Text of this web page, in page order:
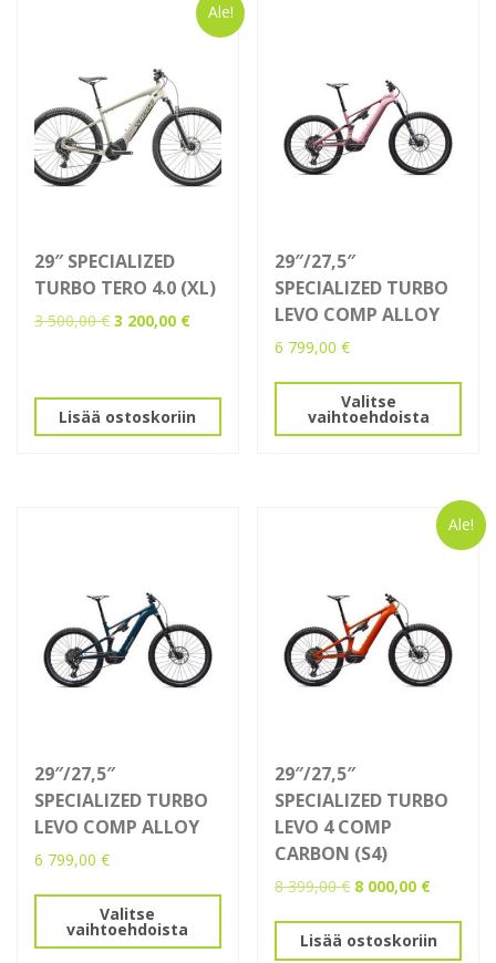
Ale!
29″ SPECIALIZED
TURBO TERO 4.0 (XL)
3 500,00€ Alkuperäinen
500,00 €.
3 200,00 €Nykyinen
Lisää ostoskoriin
29″/27,5″
SPECIALIZED TURBO
LEVO COMP ALLOY
6 799,00€
Valitse
vaihtoehdoista
Tällä
tuotteella
on
tuotteen
29″/27,5″
SPECIALIZED TURBO
LEVO COMP ALLOY
6 799,00 €
Valitse
vaihtoehdoista
Tällä
tuotteella
on
Ale!
29″/27,5″
SPECIALIZED TURBO
LEVO 4 COMP
CARBON (S4)
8 399,00€ Alkuperäinen
oli:
8
8 000,00 €Nykyinen
on:
8
Lisää ostoskoriin